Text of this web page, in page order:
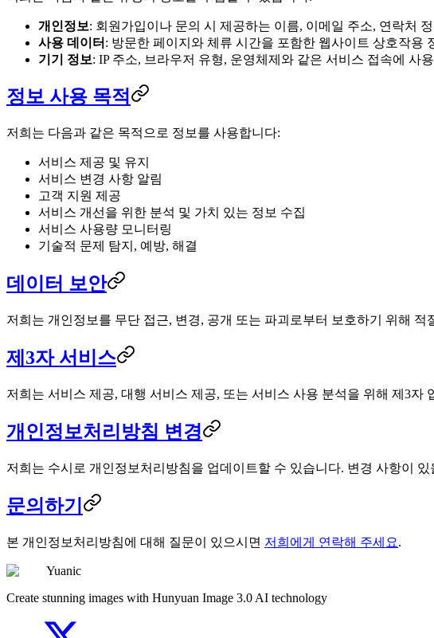
개인정보: 회원가입이나 문의 시 제공하는 이름, 이메일 주소, 연락처 정
사용 데이터 : 방문한 페이지와 체류 시간을 포함한 웹사이트 상호작용
기기 정보: IP 주소, 브라우저 유형, 운영체제와 같은 서비스 접속에 사
정보 사용 목적
저희는 다음과 같은 목적으로 정보를 사용합니다:
서비스 제공 및 유지
서비스 변경 사항 알림
고객 지원 제공
서비스 개선을 위한 분석 및 가치 있는 정보 수집
서비스 사용량 모니터링
기술적 문제 탐지, 예방, 해결
데이터 보안
저희는 개인정보를 무단 접근, 변경, 공개 또는 파괴로부터 보호하기 위해 적
제3자 서비스
저희는 서비스 제공, 대행 서비스 제공, 또는 서비스 사용 분석을 위해 제3자
개인정보처리방침 변경
저희는 수시로 개인정보처리방침을 업데이트할 수 있습니다. 변경 사항이
문의하기
본 개인정보처리방침에 대해 질문이 있으시면 저희에게 연락해 주세요.
Yuanic
Create stunning images with Hunyuan Image 3.0 AI technology